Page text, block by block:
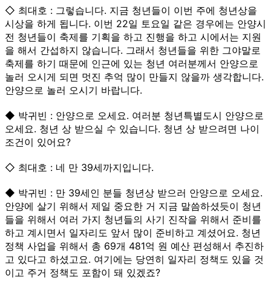
◇ 최대호 : 그렇습니다. 지금 청년들이 이번 주에 청년상을
시상을 하게 됩니다. 이번 22일 토요일 같은 경우에는 안양시
전 청년들이 축제를 기획을 하고 진행을 하고 시에서는 지원
을 해서 간섭하지 않습니다. 그래서 청년들을 위한 그야말로
축제를 하기 때문에 인근에 있는 청년 여러분께서 안양으로
놀러 오시게 되면 멋진 추억 많이 만들지 않을까 생각합니다.
안양으로 놀러 오시기 바랍니다.
◆ 박귀빈 : 안양으로 오세요. 여러분 청년특별도시 안양으로
오세요. 청년 상 받으실 수 있습니다. 청년 상 받으려면 나이
조건이 있어요?
◇ 최대호 : 네 만 39세까지입니다.
◆ 박귀빈 : 만 39세인 분들 청년상 받으러 안양으로 오세요.
안양에 살기 위해서 제일 중요한 거 지금 말씀하셨듯이 청년
들을 위해서 여러 가지 청년들의 사기 진작을 위해서 준비를
하고 계시면서 일자리도 앞서 많이 준비하고 계셨어요. 청년
정책 사업을 위해서 총 69개 481억 원 예산 편성해서 추진하
고 있다고 하셨고요. 여기에는 당연히 일자리 정책도 있을 것
이고 주거 정책도 포함이 돼 있겠죠?